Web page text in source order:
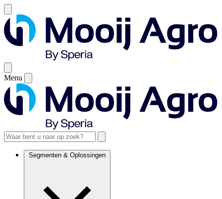
Menu
Segmenten & Oplossingen